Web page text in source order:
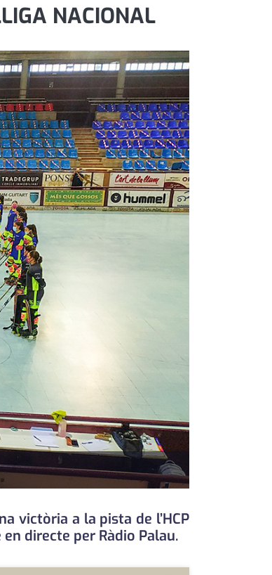
NACIONAL
victòria a la pista de l’HCP
directe per Ràdio Palau.